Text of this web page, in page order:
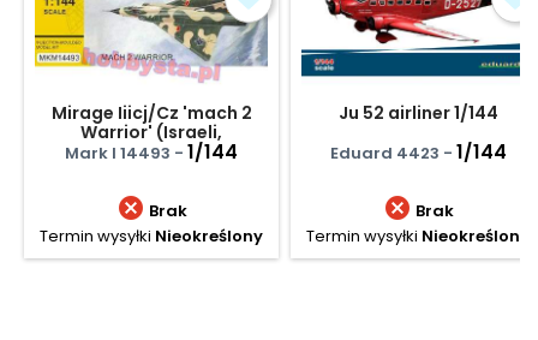
Mirage Iiicj/Cz 'mach 2
Warrior' (Israeli,
Argentinian & South A
Mark I 14493 - 1/144
 Brak
Termin wysyłki Nieokreślony
Ju 52 airliner 1/144
Eduard 4423 - 1/144
 Brak
Termin wysyłki Nieokreślony